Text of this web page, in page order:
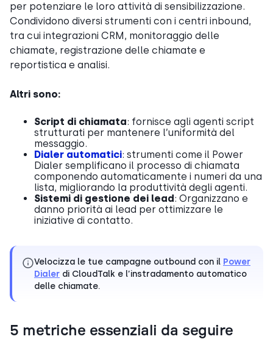
per potenziare le loro attività di sensibilizzazione.
Condividono diversi strumenti con i centri inbound,
tra cui integrazioni CRM, monitoraggio delle
chiamate, registrazione delle chiamate e
reportistica e analisi.
Altri sono:
Script di chiamata: fornisce agli agenti script
strutturati per mantenere l’uniformità del
messaggio.
Dialer automatici: strumenti come il Power
Dialer semplificano il processo di chiamata
componendo automaticamente i numeri da una
lista, migliorando la produttività degli agenti.
Sistemi di gestione dei lead: Organizzano e
danno priorità ai lead per ottimizzare le
iniziative di contatto.
Velocizza le tue campagne outbound con il Power
Dialer di CloudTalk e l’instradamento automatico
delle chiamate.
5 metriche essenziali da seguire